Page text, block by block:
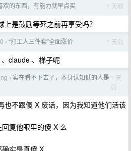
欢的东西，有能力就早点买 1 天前
上是鼓励等死之前再享受吗？
› “打工人三件套”全面涨价 1 天前
claude 、梯子呢
› 实在看不下去了，本身认知低的人是 1 天
前
也不跟傻 X 废话，因为我知道他们活该
复他眼里的傻 X 么
实是真傻 X